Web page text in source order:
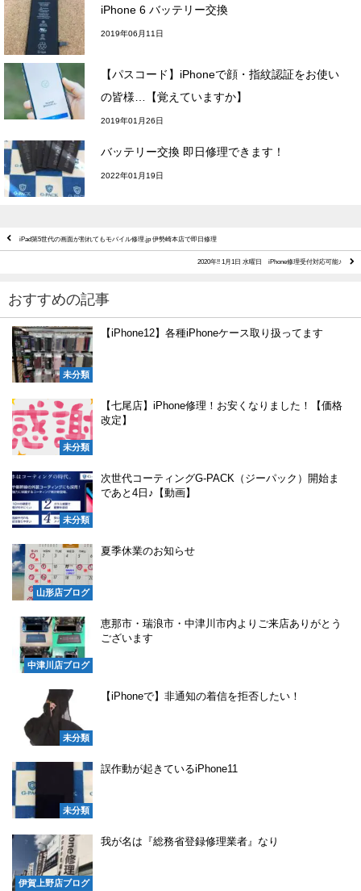
iPhone 6 バッテリー交換
2019年06月11日
【パスコード】iPhoneで顔・指紋認証をお使い
の皆様…【覚えていますか】
2019年01月26日
バッテリー交換 即日修理できます！
2022年01月19日
iPad第5世代の画面が割れてもモバイル修理.jp 伊勢崎本店で即日修理
2020年!! 1月1日 水曜日 iPhone修理受付対応可能♪
おすすめの記事
未分類
【iPhone12】各種iPhoneケース取り扱ってます
未分類
【七尾店】iPhone修理！お安くなりました！【価格
改定】
未分類
次世代コーティングG-PACK（ジーパック）開始ま
であと4日♪【動画】
山形店ブログ
夏季休業のお知らせ
中津川店ブログ
恵那市・瑞浪市・中津川市内よりご来店ありがとう
ございます
未分類
【iPhoneで】非通知の着信を拒否したい！
未分類
誤作動が起きているiPhone11
伊賀上野店ブログ
我が名は『総務省登録修理業者』なり